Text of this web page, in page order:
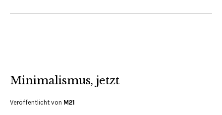
Minimalismus, jetzt
Veröffentlicht von M21